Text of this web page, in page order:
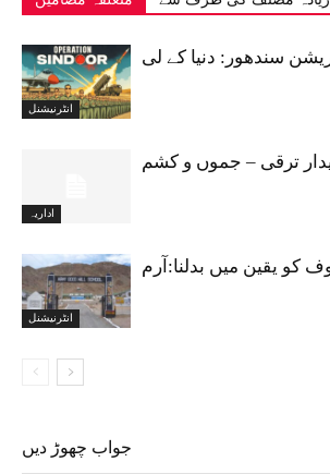
انٹرنیشنل
اداریہ
انٹرنیشنل
جواب چھوڑ دیں